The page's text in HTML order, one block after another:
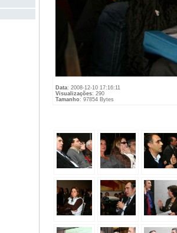
Data: 2008-12-10 17:16:11
Visualizações: 290
Tamanho: 97854 Bytes